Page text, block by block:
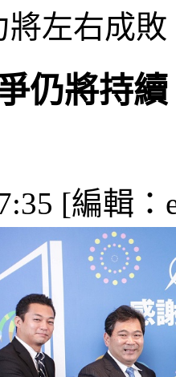
將左右成敗
仍將持
[編輯：